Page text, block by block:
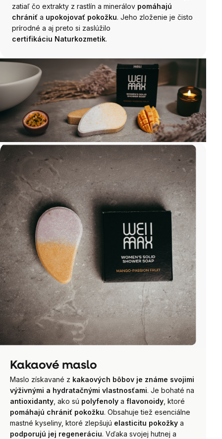
zatiaľ čo extrakty z rastlín a minerálov pomáhajú
chrániť a upokojovať pokožku. Jeho zloženie je čisto
prírodné a aj preto si zaslúžilo
certifikáciu Naturkozmetik.
Kakaové maslo
Maslo získavané z kakaových bôbov je známe svojimi
výživnými a hydratačnými vlastnosťami. Je bohaté na
antioxidanty, ako sú polyfenoly a flavonoidy, ktoré
pomáhajú chrániť pokožku. Obsahuje tiež esenciálne
mastné kyseliny, ktoré zlepšujú elasticitu pokožky a
podporujú jej regeneráciu. Vďaka svojej hutnej a